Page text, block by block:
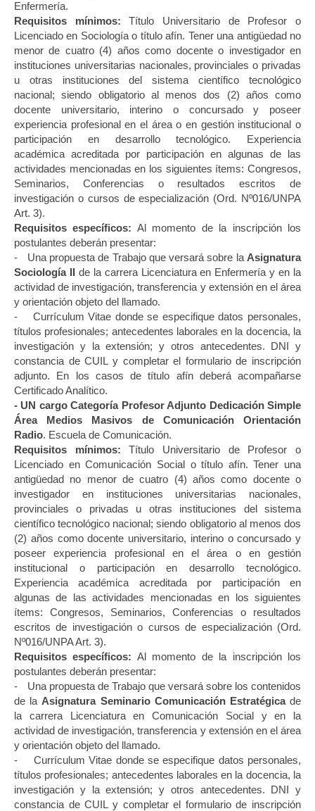
Enfermería.
Requisitos mínimos: Título Universitario de Profesor o
Licenciado en Sociología o título afín. Tener una antigüedad no
menor de cuatro (4) años como docente o investigador en
instituciones universitarias nacionales, provinciales o privadas
u otras instituciones del sistema científico tecnológico
nacional; siendo obligatorio al menos dos (2) años como
docente universitario, interino o concursado y poseer
experiencia profesional en el área o en gestión institucional o
participación en desarrollo tecnológico. Experiencia
académica acreditada por participación en algunas de las
actividades mencionadas en los siguientes ítems: Congresos,
Seminarios, Conferencias o resultados escritos de
investigación o cursos de especialización (Ord. Nº016/UNPA
Art. 3).
Requisitos específicos: Al momento de la inscripción los
postulantes deberán presentar:
-
Una propuesta de Trabajo que versará sobre la Asignatura
Sociología II
de la carrera Licenciatura en Enfermería y en la
actividad de investigación, transferencia y extensión en el área
y orientación objeto del llamado.
-
Currículum Vitae donde se especifique datos personales,
títulos profesionales; antecedentes laborales en la docencia, la
investigación y la extensión; y otros antecedentes. DNI y
constancia de CUIL y completar el formulario de inscripción
adjunto. En los casos de título afín deberá acompañarse
Certificado Analítico.
- UN cargo Categoría Profesor Adjunto Dedicación Simple
Área Medios Masivos de Comunicación Orientación
Radio. Escuela de Comunicación.
Requisitos mínimos: Título Universitario de Profesor o
Licenciado en Comunicación Social o título afín. Tener una
antigüedad no menor de cuatro (4) años como docente o
investigador en instituciones universitarias nacionales,
provinciales o privadas u otras instituciones del sistema
científico tecnológico nacional; siendo obligatorio al menos dos
(2) años como docente universitario, interino o concursado y
poseer experiencia profesional en el área o en gestión
institucional o participación en desarrollo tecnológico.
Experiencia académica acreditada por participación en
algunas de las actividades mencionadas en los siguientes
ítems: Congresos, Seminarios, Conferencias o resultados
escritos de investigación o cursos de especialización (Ord.
Nº016/UNPA Art. 3).
Requisitos específicos: Al momento de la inscripción los
postulantes deberán presentar:
-
Una propuesta de Trabajo que versará sobre los contenidos
de la Asignatura Seminario Comunicación Estratégicade
la carrera Licenciatura en Comunicación Social y en la
actividad de investigación, transferencia y extensión en el área
y orientación objeto del llamado.
-
Currículum Vitae donde se especifique datos personales,
títulos profesionales; antecedentes laborales en la docencia, la
investigación y la extensión; y otros antecedentes. DNI y
constancia de CUIL y completar el formulario de inscripción